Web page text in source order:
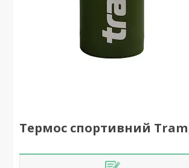
Термос спортивний